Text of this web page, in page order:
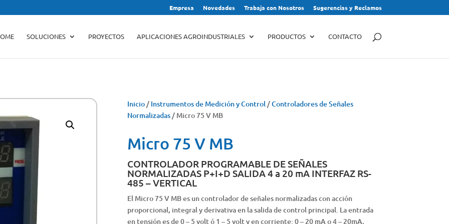
Empresa Novedades Trabaja con Nosotros Sugerencias y Reclamos
SOLUCIONES PROYECTOS APLICACIONES AGROINDUSTRIALES PRODUCTOS CONTACTO
Búsqueda
Inicio/ Instrumentos de Medición y Control/Controladores de Señales
Normalizadas/ Micro 75 V MB
Micro 75 V MB
CONTROLADOR PROGRAMABLE DE SEÑALES
NORMALIZADAS P+I+D SALIDA 4 a 20 mA INTERFAZ RS-
485 – VERTICAL
El Micro 75 V MB es un controlador de señales normalizadas con acción
proporcional, integral y derivativa en la salida de control principal. La entrada
en tensión es de 0 – 5 volt ó 1 – 5 volt y en corriente: 0 – 20 mA o 4 – 20mA,